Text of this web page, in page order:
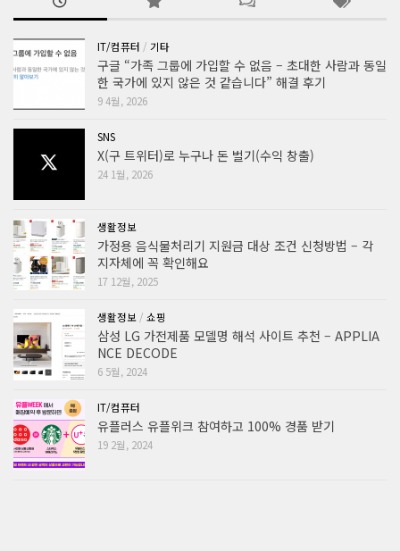
IT/컴퓨터 / 기타
구글 “가족 그룹에 가입할 수 없음 – 초대한 사람과 동일
한 국가에 있지 않은 것 같습니다” 해결 후기
9 4월, 2026
SNS
X(구 트위터)로 누구나 돈 벌기(수익 창출)
24 1월, 2026
생활정보
가정용 음식물처리기 지원금 대상 조건 신청방법 – 각
지자체에 꼭 확인해요
17 12월, 2025
생활정보 / 쇼핑
삼성 LG 가전제품 모델명 해석 사이트 추천 – APPLIA
NCE DECODE
6 5월, 2024
IT/컴퓨터
유플러스 유플위크 참여하고 100% 경품 받기
19 2월, 2024